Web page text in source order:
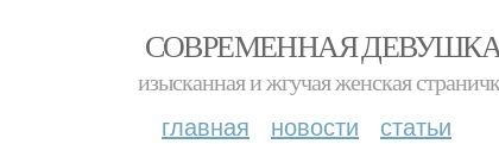
СОВРЕМЕННАЯ
изысканная и жгучая женская
главная новости статьи